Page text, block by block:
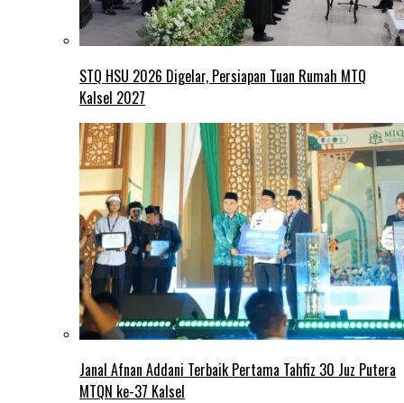
STQ HSU 2026 Digelar, Persiapan Tuan Rumah MTQ
Kalsel 2027
Janal Afnan Addani Terbaik Pertama Tahfiz 30 Juz Putera
MTQN ke-37 Kalsel